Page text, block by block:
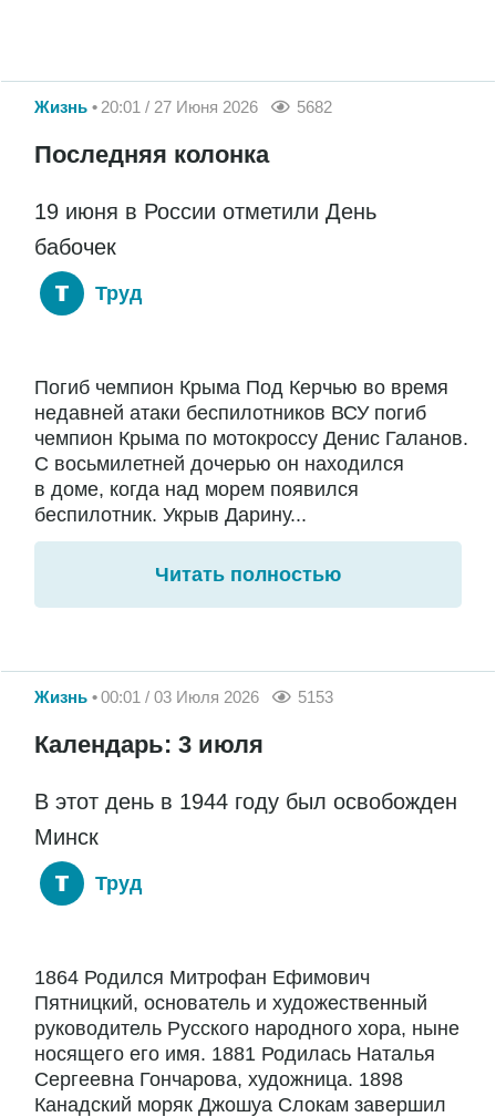
Жизнь 20:01 / 27 Июня 2026 5682
Последняя колонка
19 июня в России отметили День
бабочек
Труд
Погиб чемпион Крыма Под Керчью во время
недавней атаки беспилотников ВСУ погиб
чемпион Крыма по мотокроссу Денис Галанов.
С восьмилетней дочерью он находился
в доме, когда над морем появился
беспилотник. Укрыв Дарину...
Читать полностью
Жизнь 00:01 / 03 Июля 2026 5153
Календарь: 3 июля
В этот день в 1944 году был освобожден
Минск
Труд
1864 Родился Митрофан Ефимович
Пятницкий, основатель и художественный
руководитель Русского народного хора, ныне
носящего его имя. 1881 Родилась Наталья
Сергеевна Гончарова, художница. 1898
Канадский моряк Джошуа Слокам завершил